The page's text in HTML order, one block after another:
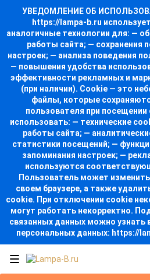
УВЕДОМЛЕНИЕ ОБ
https://lampa-b.ru
аналогичные технологии для: —
работы сайта; — сохранения
настроек; — анализа поведения
— повышения удобства
эффективности рекламных и
(при наличии). Cookie — это
файлы, которые
пользователя при
использовать: — технические
работы сайта; —
статистики посещений; —
запоминания настроек; —
используются
Пользователь может
своем браузере, а также
cookie. При отключении cookie
могут работать некорректно.
связанных данных можно узнать
персональных данных: https://